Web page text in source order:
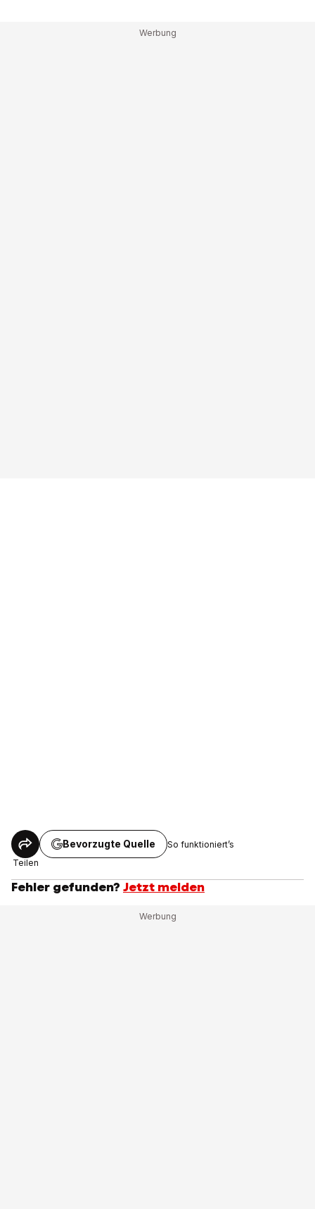
Teilen
Bevorzugte Quelle So funktioniert’s
Fehler gefunden? Jetzt melden